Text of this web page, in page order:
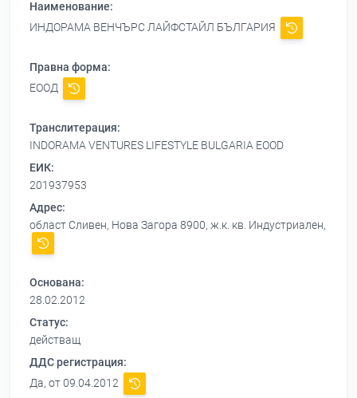
Наименование:
ИНДОРАМА ВЕНЧЪРС ЛАЙФСТАЙЛ БЪЛГАРИЯ
Правна форма:
ЕООД
Транслитерация:
INDORAMA VENTURES LIFESTYLE BULGARIA EOOD
ЕИК:
201937953
Адрес:
област Сливен, Нова Загора 8900, ж.к. кв. Индустриален,
Основана:
28.02.2012
Статус:
действащ
ДДС регистрация:
Да, от 09.04.2012